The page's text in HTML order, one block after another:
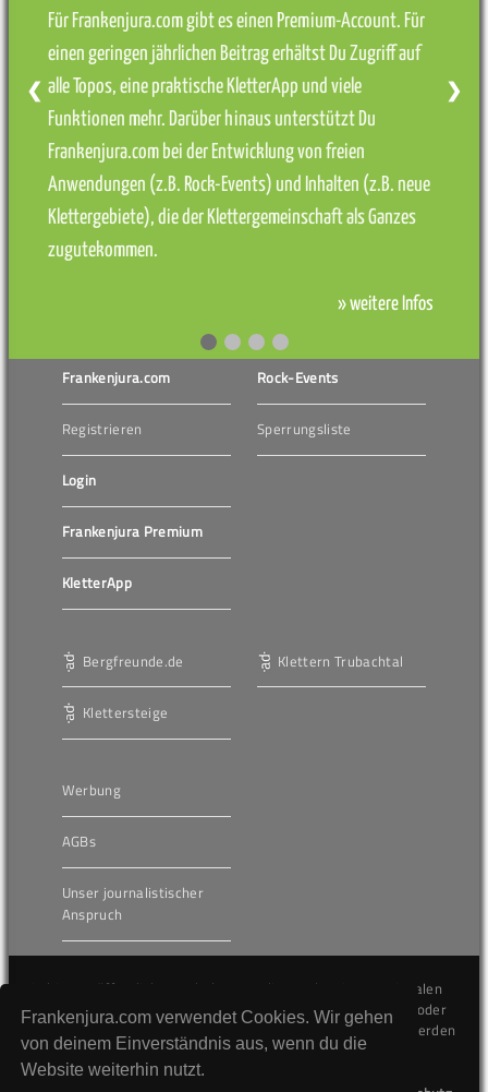
Frankenjura.com verwendet Cookies. Wir gehen
von deinem Einverständnis aus, wenn du die
Website weiterhin nutzt.
Für Frankenjura.com gibt es einen Premium-Account. Für
einen geringen jährlichen Beitrag erhältst Du Zugriff auf
alle Topos, eine praktische KletterApp und viele
Funktionen mehr. Darüber hinaus unterstützt Du
Frankenjura.com bei der Entwicklung von freien
Anwendungen (z.B. Rock-Events) und Inhalten (z.B. neue
Klettergebiete), die der Klettergemeinschaft als Ganzes
zugutekommen.
» weitere Infos
❮ ❯
Frankenjura.com
Registrieren
Login
Frankenjura Premium
KletterApp
Rock-Events
Sperrungsliste
Bergfreunde.de
Klettersteige
Klettern Trubachtal
Werbung
AGBs
Unser journalistischer
Anspruch
Die hier veröffentlichten Inhalte unterliegen dem internationalen
Urheberrecht (Copyright) und dürfen nicht kopiert, verändert oder
unverändert wiederveröffentlicht werden. Gegen Verstöße werden
wir auf juristischem Wege vorgehen.